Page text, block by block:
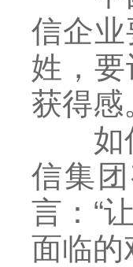
信企
姓，
获得感
如何
信集
言：“
面临的